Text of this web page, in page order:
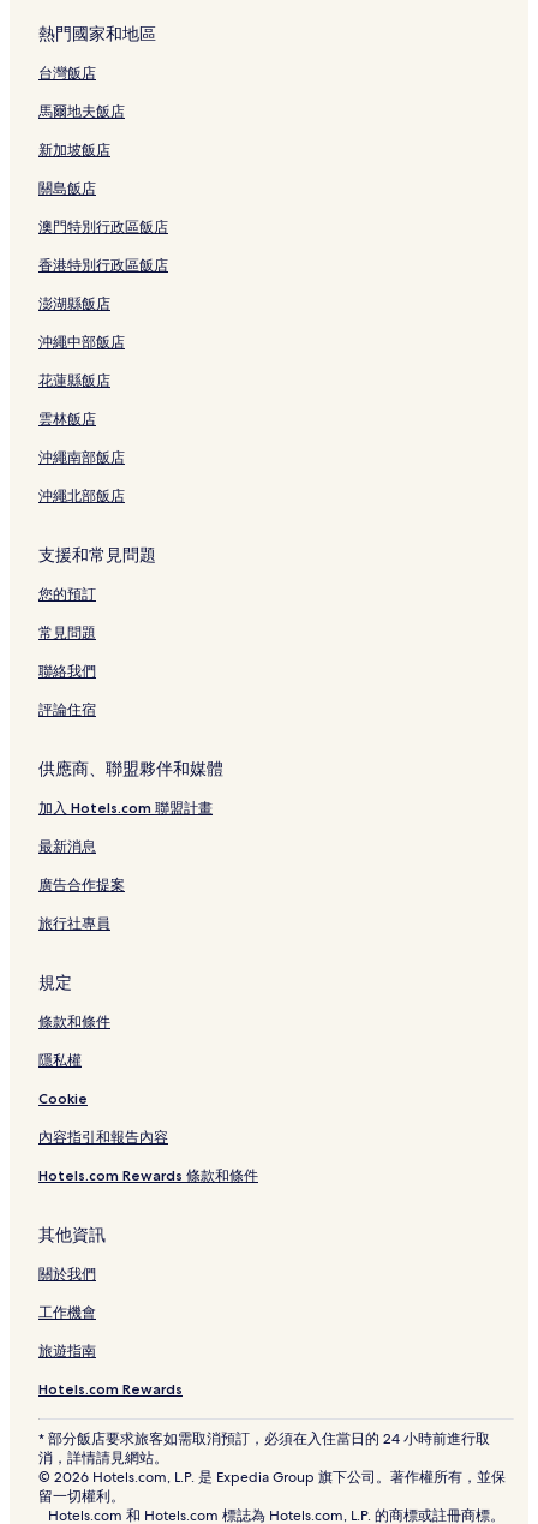
熱門國家和地區
台灣飯店
馬爾地夫飯店
新加坡飯店
關島飯店
澳門特別行政區飯店
香港特別行政區飯店
澎湖縣飯店
沖繩中部飯店
花蓮縣飯店
雲林飯店
沖繩南部飯店
沖繩北部飯店
支援和常見問題
您的預訂
常見問題
聯絡我們
評論住宿
供應商、聯盟夥伴和媒體
加入 Hotels.com 聯盟計畫
最新消息
廣告合作提案
旅行社專員
規定
條款和條件
隱私權
Cookie
內容指引和報告內容
Hotels.com Rewards 條款和條件
其他資訊
關於我們
工作機會
旅遊指南
Hotels.com Rewards
* 部分飯店要求旅客如需取消預訂，必須在入住當日的 24 小時前進行取
消，詳情請見網站。
© 2026 Hotels.com, L.P. 是 Expedia Group 旗下公司。著作權所有，並保
留一切權利。
Hotels.com 和 Hotels.com 標誌為 Hotels.com, L.P. 的商標或註冊商標。